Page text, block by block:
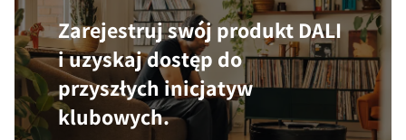
Zarejestruj swój produkt DALI
i uzyskaj dostęp do
przyszłych inicjatyw
klubowych.